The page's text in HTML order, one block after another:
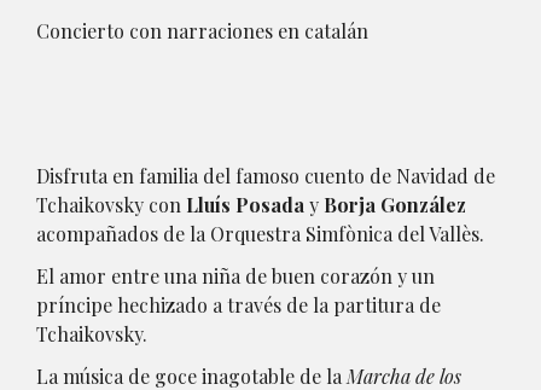
Concierto con narraciones en catalán
Disfruta en familia del famoso cuento de Navidad de
Tchaikovsky con Lluís Posada y Borja González
acompañados de la Orquestra Simfònica del Vallès.
El amor entre una niña de buen corazón y un
príncipe hechizado a través de la partitura de
Tchaikovsky.
La música de goce inagotable de la Marcha de los